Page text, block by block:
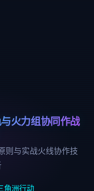
火力组协同作战
则与实战火线协作技
角洲行动